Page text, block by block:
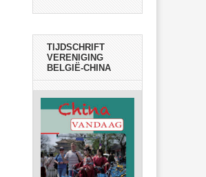
economische
agressie. In
werkelijkheid
verhult die
spectaculaire
rekensom vooral
de industriële
achterstand die
… >> lees meer
TIJDSCHRIFT
VERENIGING
BELGIË-CHINA